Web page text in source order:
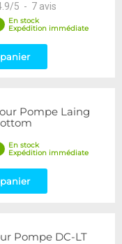
/5 - 7 avis
En stock
Expédition immédiate
Pompe Laing
En stock
Expédition immédiate
Pompe DC-LT